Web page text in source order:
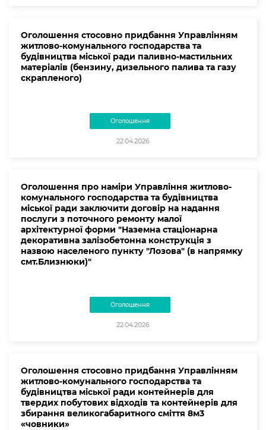
Оголошення стосовно придбання Управлінням
житлово-комунального господарства та
будівництва міської ради паливно-мастильних
матеріалів (бензину, дизельного палива та газу
скрапленого)
Оголошення
22.04.2026
Оголошення про наміри Управління житлово-
комунального господарства та будівництва
міської ради заключити договір на надання
послуги з поточного ремонту малої
архітектурної форми "Наземна стаціонарна
декоративна залізобетонна конструкція з
назвою населеного пункту "Лозова" (в напрямку
смт.Близнюки)"
Оголошення
22.04.2026
Оголошення стосовно придбання Управлінням
житлово-комунального господарства та
будівництва міської ради контейнерів для
твердих побутових відходів та контейнерів для
збирання великогабаритного сміття 8м3
«човники»